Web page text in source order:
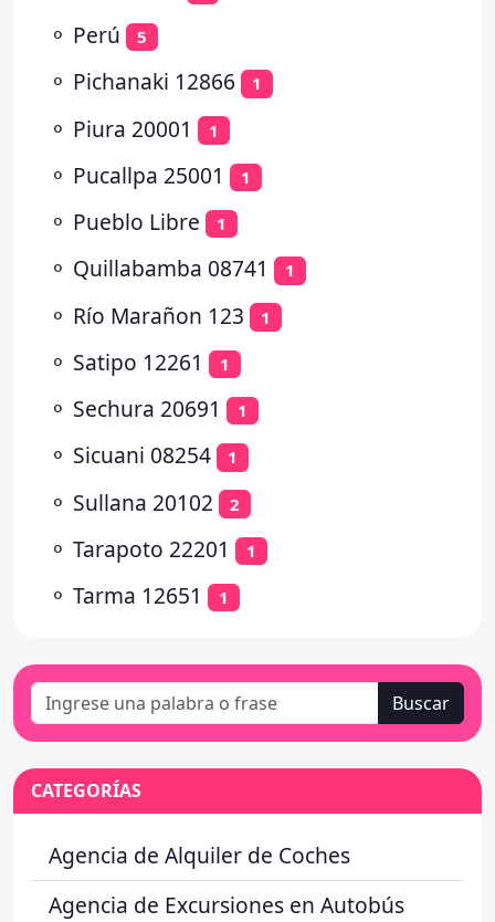
⚬ Perú 5
⚬ Pichanaki 12866 1
⚬ Piura 20001 1
⚬ Pucallpa 25001 1
⚬ Pueblo Libre 1
⚬ Quillabamba 08741 1
⚬ Río Marañon 123 1
⚬ Satipo 12261 1
⚬ Sechura 20691 1
⚬ Sicuani 08254 1
⚬ Sullana 20102 2
⚬ Tarapoto 22201 1
⚬ Tarma 12651 1
Buscar
CATEGORÍAS
Agencia de Alquiler de Coches
Agencia de Excursiones en Autobús